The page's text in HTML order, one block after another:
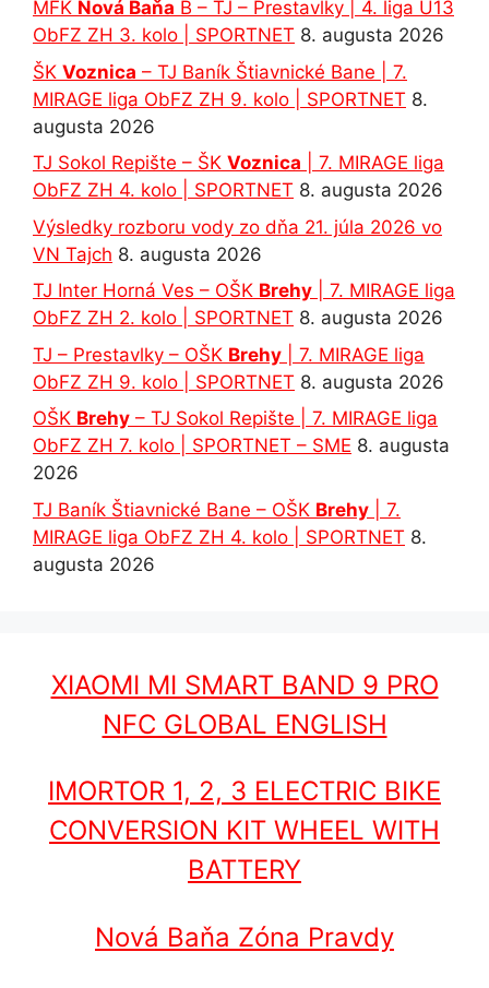
MFK Nová Baňa B – TJ – Prestavlky | 4. liga U13
ObFZ ZH 3. kolo | SPORTNET 8. augusta 2026
ŠK Voznica – TJ Baník Štiavnické Bane | 7.
MIRAGE liga ObFZ ZH 9. kolo | SPORTNET 8.
augusta 2026
TJ Sokol Repište – ŠK Voznica | 7. MIRAGE liga
ObFZ ZH 4. kolo | SPORTNET 8. augusta 2026
Výsledky rozboru vody zo dňa 21. júla 2026 vo
VN Tajch 8. augusta 2026
TJ Inter Horná Ves – OŠK Brehy | 7. MIRAGE liga
ObFZ ZH 2. kolo | SPORTNET 8. augusta 2026
TJ – Prestavlky – OŠK Brehy | 7. MIRAGE liga
ObFZ ZH 9. kolo | SPORTNET 8. augusta 2026
OŠK Brehy – TJ Sokol Repište | 7. MIRAGE liga
ObFZ ZH 7. kolo | SPORTNET – SME 8. augusta
2026
TJ Baník Štiavnické Bane – OŠK Brehy | 7.
MIRAGE liga ObFZ ZH 4. kolo | SPORTNET 8.
augusta 2026
XIAOMI MI SMART BAND 9 PRO
NFC GLOBAL ENGLISH
IMORTOR 1, 2, 3 ELECTRIC BIKE
CONVERSION KIT WHEEL WITH
BATTERY
Nová Baňa Zóna Pravdy